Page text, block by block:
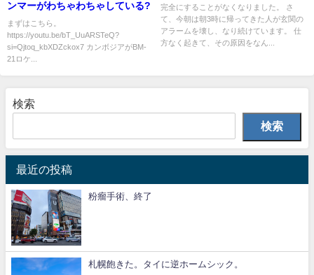
ンマーがわちゃわちゃしている?
まずはこちら。
https://youtu.be/bT_UuARSTeQ?
si=Qjtoq_kbXDZckox7 カンボジアがBM-
21ロケ...
完全にすることがなくなりました。 さ
て、今朝は朝3時に帰ってきた人が玄関の
アラームを壊し、なり続けています。 仕
方なく起きて、その原因をなん...
検索
検索
最近の投稿
粉瘤手術、終了
札幌飽きた。タイに逆ホームシック。